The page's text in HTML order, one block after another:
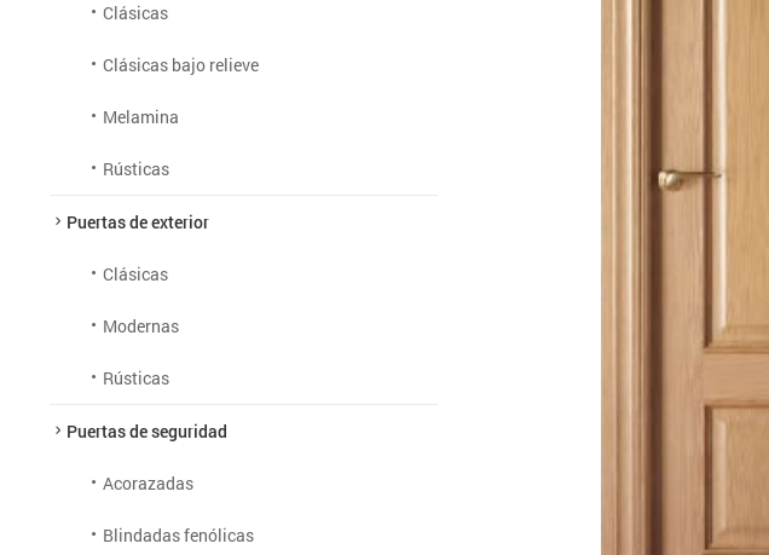
Clásicas
Clásicas bajo relieve
Melamina
Rústicas
Puertas de exterior
Clásicas
Modernas
Rústicas
Puertas de seguridad
Acorazadas
Blindadas fenólicas